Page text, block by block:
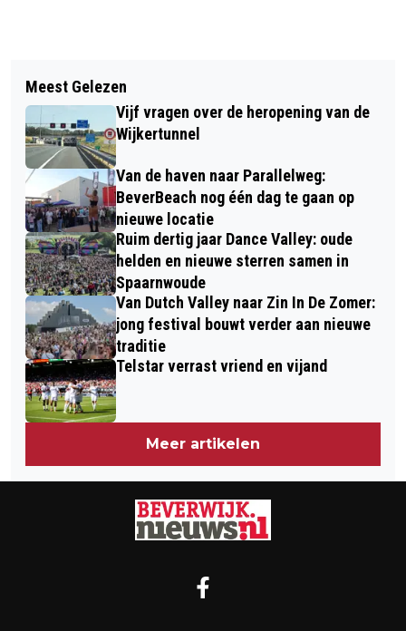
FREE ZAFAR!!! ZEILSCHIP BRENGT
DOLFIJN WEER NAAR ZEE
INDRUKWEKKENDE STILLE
DODENHERDENKING IN BEVERWIJK EN
WIJK AAN ZEE
Meest Gelezen
Vijf vragen over de heropening van de
Wijkertunnel
Van de haven naar Parallelweg:
BeverBeach nog één dag te gaan op
nieuwe locatie
Ruim dertig jaar Dance Valley: oude
helden en nieuwe sterren samen in
Spaarnwoude
Van Dutch Valley naar Zin In De Zomer:
jong festival bouwt verder aan nieuwe
traditie
Telstar verrast vriend en vijand
Meer artikelen